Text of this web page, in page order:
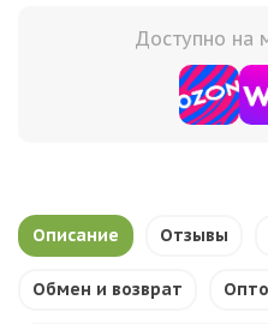
Доступно на
Описание Отзывы
Обмен и возврат